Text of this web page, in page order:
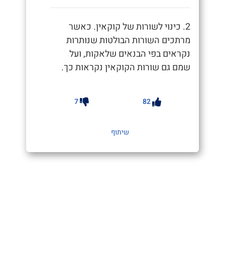
2. כינוי לשורות של קוקאין. כאשר
מרתכים השורות הבולטות שנותרות
נקראים בפי הבנאים שלאקות, ועל
שמם גם שורות הקוקאין נקראות כך.
82
7
שיתוף